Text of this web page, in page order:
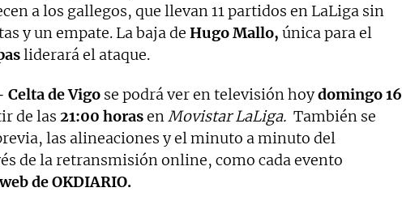
a los gallegos, que llevan 11 partidos en LaLiga sin
y un empate. La baja de Hugo Mallo, única para el
liderará el ataque.
Celta de Vigo se podrá ver en televisión hoydomingo 16
de las 21:00 horasenMovistar LaLiga. También se
las alineaciones y el minuto a minuto del
de la retransmisión online, como cada evento
de OKDIARIO.